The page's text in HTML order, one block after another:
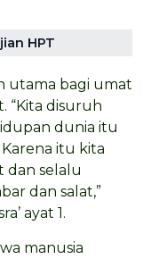
HPT
utama bagi umat
“Kita disuruh
dunia itu
itu kita
dan selalu
dan salat,”
ayat 1.
manusia